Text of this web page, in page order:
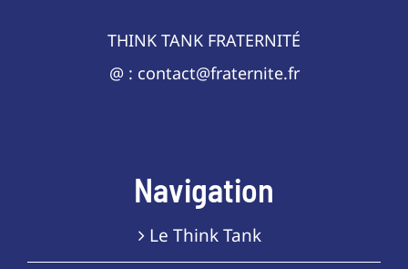
THINK TANK FRATERNITÉ
@ : contact@fraternite.fr
Navigation
Le Think Tank